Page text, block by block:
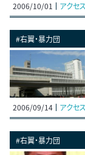
2006/10/01 アクセ
#右翼・暴力団
2006/09/14 アクセ
#右翼・暴力団